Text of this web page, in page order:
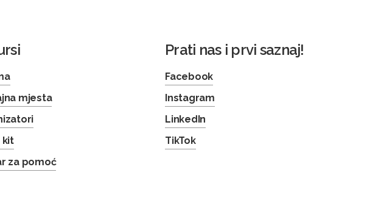
mjesta
kit
za pomoć
Prati nas i prvi saznaj!
Facebook
Instagram
LinkedIn
TikTok